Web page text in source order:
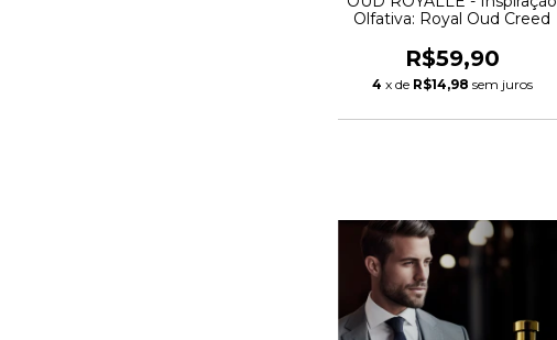
Olfativa: Royal Oud Creed
R$59,90
4 x de R$14,98 sem juros